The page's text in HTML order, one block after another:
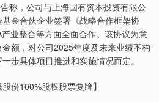
，公司与上海国有资本投资有限公
金合伙企业签署《战略合作框架协
业整合等方面全面合作。该协议为意
额，对公司2025年度及未来业绩不构
步具体项目推进和实施情况而定。
100%股权股票复牌】